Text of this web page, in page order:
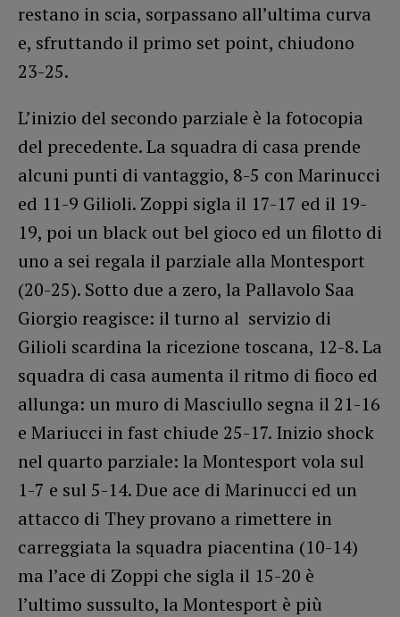
restano in scia, sorpassano all’ultima curva
e, sfruttando il primo set point, chiudono
23-25.
L’inizio del secondo parziale è la fotocopia
del precedente. La squadra di casa prende
alcuni punti di vantaggio, 8-5 con Marinucci
ed 11-9 Gilioli. Zoppi sigla il 17-17 ed il 19-
19, poi un black out bel gioco ed un filotto di
uno a sei regala il parziale alla Montesport
(20-25). Sotto due a zero, la Pallavolo Saa
Giorgio reagisce: il turno al servizio di
Gilioli scardina la ricezione toscana, 12-8. La
squadra di casa aumenta il ritmo di fioco ed
allunga: un muro di Masciullo segna il 21-16
e Mariucci in fast chiude 25-17. Inizio shock
nel quarto parziale: la Montesport vola sul
1-7 e sul 5-14. Due ace di Marinucci ed un
attacco di They provano a rimettere in
carreggiata la squadra piacentina (10-14)
ma l’ace di Zoppi che sigla il 15-20 è
l’ultimo sussulto, la Montesport è più